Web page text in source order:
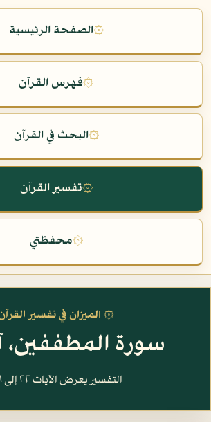
۞الصفحة الرئيسية
۞فهرس القرآن
۞البحث في القرآن
۞تفسير القرآن
۞محفظتي
۞ الميزان في تفسير
سورة المطففين،
التفسير يعرض الآيات ٢٢ إلى ٣٦